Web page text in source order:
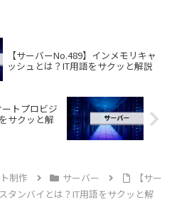
【サーバーNo.489】インメモリキャ
ッシュとは？IT用語をサクッと解説
ートプロビジ
サクッと解
制作 サーバー
【サー
タンバイとは？IT用語をサクッと解